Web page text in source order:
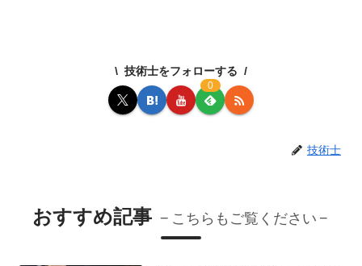
技術士をフォローする
0
技術士
おすすめ記事 こちらもご覧ください